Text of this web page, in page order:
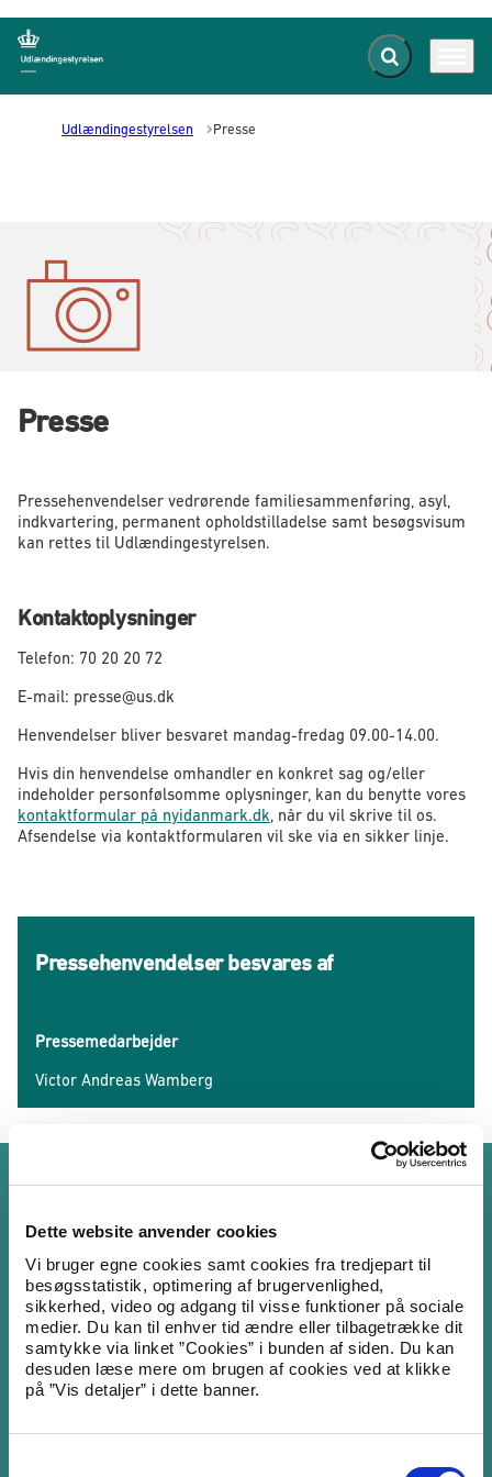
Dette website anvender cookies
Vi bruger egne cookies samt cookies fra tredjepart til
besøgsstatistik, optimering af brugervenlighed,
sikkerhed, video og adgang til visse funktioner på sociale
medier. Du kan til enhver tid ændre eller tilbagetrække dit
samtykke via linket ”Cookies” i bunden af siden. Du kan
desuden læse mere om brugen af cookies ved at klikke
på ”Vis detaljer” i dette banner.
Gå til forsiden Fold søgefelt ud
Udlændingestyrelsen Presse
Presse
Pressehenvendelser vedrørende familiesammenføring, asyl,
indkvartering, permanent opholdstilladelse samt besøgsvisum
kan rettes til Udlændingestyrelsen.
Kontaktoplysninger
Telefon: 70 20 20 72
E-mail: presse@us.dk
Henvendelser bliver besvaret mandag-fredag 09.00-14.00.
Hvis din henvendelse omhandler en konkret sag og/eller
indeholder personfølsomme oplysninger, kan du benytte vores
kontaktformular på nyidanmark.dk, når du vil skrive til os.
Afsendelse via kontaktformularen vil ske via en sikker linje.
Pressehenvendelser besvares af
Pressemedarbejder
Victor Andreas Wamberg
Fuldmagt i pressesager
Udlændingestyrelsen har tavshedspligt og må ikke videregive
Som journalist eller medie skal du have en skriftlig fuldmagt
for at kunne få aktindsigt i en udlændings sager hos
Udlændingestyrelsen og modtage fortrolige og
personfølsomme oplysninger om udlændingens forhold i
sagen.
pressesager, som kan bruges til dette formål.